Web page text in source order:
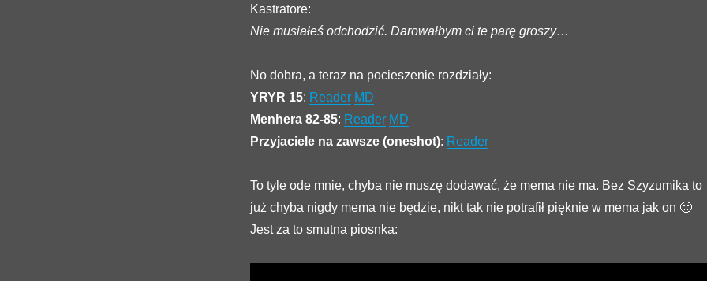
Kastratore:
Nie musiałeś odchodzić. Darowałbym ci te parę groszy…
No dobra, a teraz na pocieszenie rozdziały:
YRYR 15: Reader MD
Menhera 82-85: Reader MD
Przyjaciele na zawsze (oneshot): Reader
To tyle ode mnie, chyba nie muszę dodawać, że mema nie ma. Bez Szyzumika to
już chyba nigdy mema nie będzie, nikt tak nie potrafił pięknie w mema jak on 🙁
Jest za to smutna piosnka: